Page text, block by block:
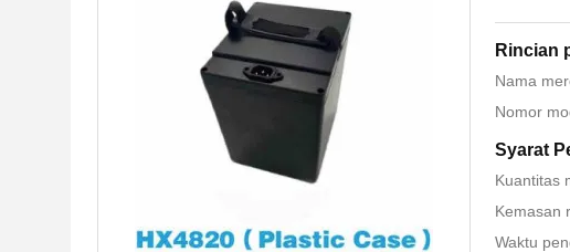
Rincian
Nama
Nomor
Syarat
Kuantitas
Kemasan
Waktu